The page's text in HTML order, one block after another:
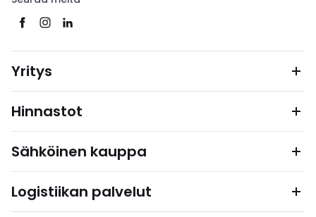
Yritys
Hinnastot
Sähköinen kauppa
Logistiikan palvelut